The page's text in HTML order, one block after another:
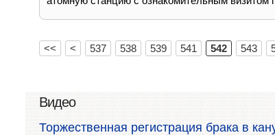
<< < 537 538 539 541 542 543
Видео
Торжественная регистрация брака в